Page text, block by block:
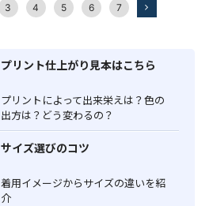
3 4 5 6 7
プリント仕上がり見本はこちら
プリントによって出来栄えは？色の
出方は？どう変わるの？
サイズ選びのコツ
着用イメージからサイズの違いを紹
介